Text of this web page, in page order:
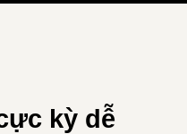
kỳ dễ